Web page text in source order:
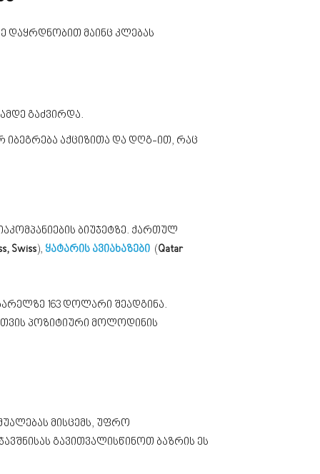
დაყრდნობით მაინც კლებას
გაძვირდა.
იბეგრება აქციზითა და დღგ-ით, რაც
ბიუჯეტზე. ქართულ
Swiss), ყატარის ავიახაზები (Qatar
163 დოლარი შეადგინა.
პოზიტიური მოლოდინის
მისცემს, უფრო
გავითვალისწინოთ ბაზრის ეს